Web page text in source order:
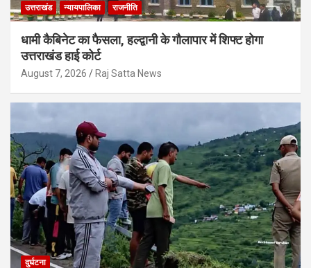
उत्तराखंड न्यायपालिका राजनीति
धामी कैबिनेट का फैसला, हल्द्वानी के गौलापार में शिफ्ट होगा
उत्तराखंड हाई कोर्ट
August 7, 2026 Raj Satta News
दुर्घटना